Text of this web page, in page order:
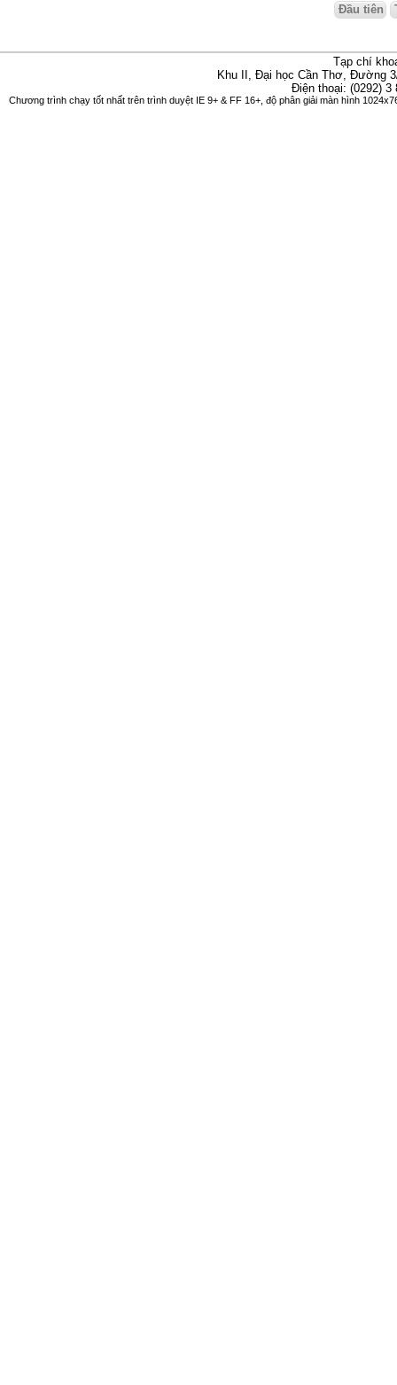
Đầu tiên
Tạp chí
Khu II, Đại học Cần Thơ, Đường
Điện thoại: (0292)
Chương trình chạy tốt nhất trên trình duyệt IE 9+ & FF 16+, độ phân giải màn hình